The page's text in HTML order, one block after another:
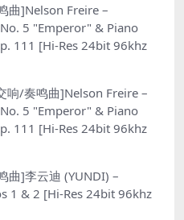
曲]Nelson Freire –
5 "Emperor" & Piano
111 [Hi-Res 24bit 96khz
响/奏鸣曲]Nelson Freire –
5 "Emperor" & Piano
111 [Hi-Res 24bit 96khz
曲]李云迪 (YUNDI) –
1 & 2 [Hi-Res 24bit 96khz